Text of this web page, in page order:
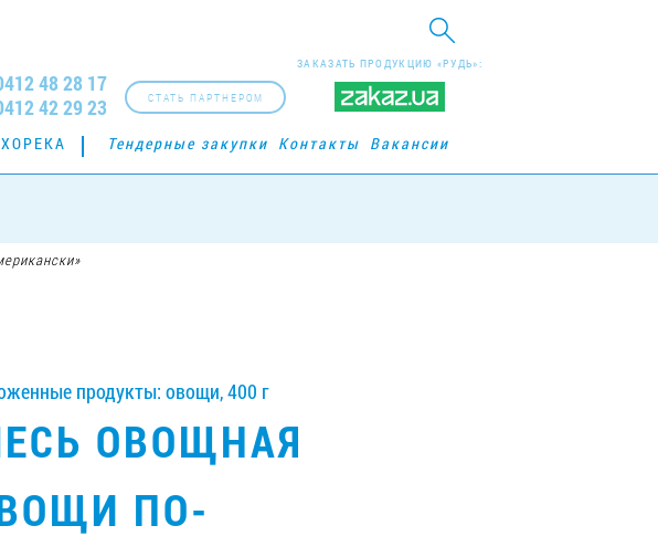
ЗАКАЗАТЬ ПРОДУКЦИЮ «РУДЬ»:
СТАТЬ ПАРТНЕРОМ
48 28 17
42 29 23
ХОРЕКА Тендерные закупки Контакты Вакансии
продукты: овощи, 400 г
ОВОЩНАЯ
ПО-